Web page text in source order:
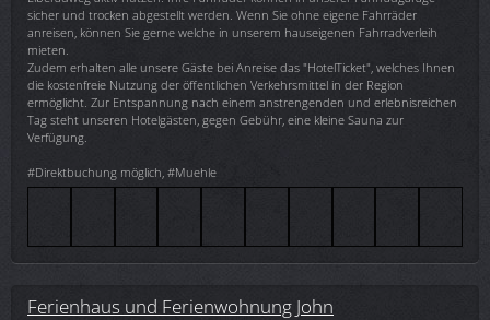
sicher und trocken abgestellt werden. Wenn Sie ohne eigene Fahrräder
anreisen, können Sie gerne welche in unserem hauseigenen Fahrradverleih
mieten.
Zudem erhalten alle unsere Gäste bei Anreise das "HotelTicket", welches Ihnen
die kostenfreie Nutzung der öffentlichen Verkehrsmittel in der Region
ermöglicht. Zur Entspannung nach einem anstrengenden und erlebnisreichen
Tag steht unseren Hotelgästen, gegen Gebühr, eine kleine Sauna zur
Verfügung.
#Direktbuchung möglich, #Muehle
Ferienhaus und Ferienwohnung John